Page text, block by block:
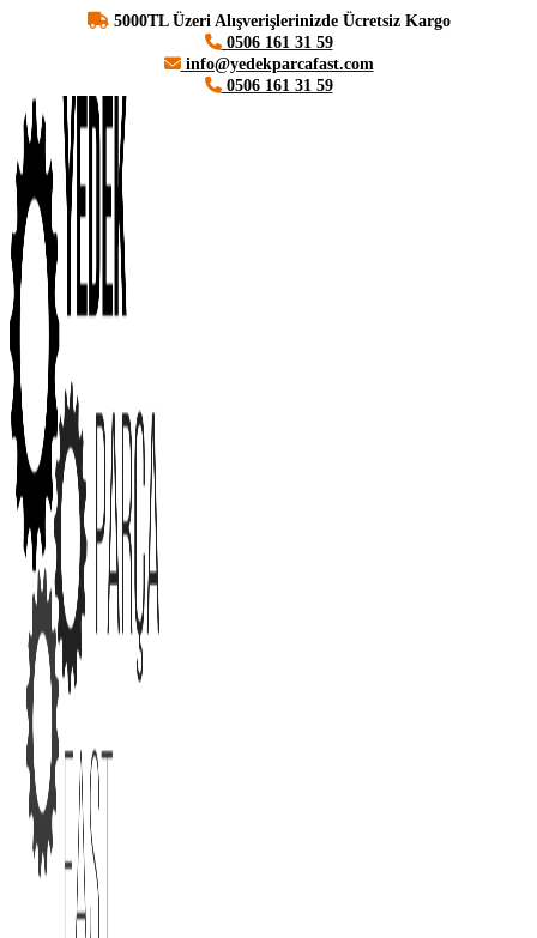
5000TL Üzeri Alışverişlerinizde Ücretsiz Kargo
0506 161 31 59
info@yedekparcafast.com
0506 161 31 59